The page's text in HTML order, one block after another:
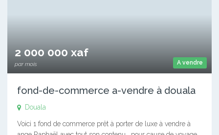
A vendre
2 000 000 xaf
par mois
fond-de-commerce a-vendre à douala
Douala
Voici 1 fond de commerce prêt à porter de luxe à vendre à